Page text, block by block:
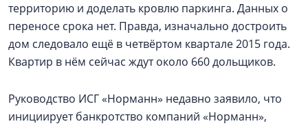
территорию и доделать кровлю паркинга. Данных о
переносе срока нет. Правда, изначально достроить
дом следовало ещё в четвёртом квартале 2015 года.
Квартир в нём сейчас ждут около 660 дольщиков.
Руководство ИСГ «Норманн» недавно заявило, что
инициирует банкротство компаний «Норманн»,